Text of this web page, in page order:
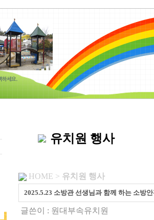
유치원 행사
HOME > 유치원 행사
2025.5.23 소방관 선생님과 함께 하는 소방
글쓴이 : 원대부속유치원